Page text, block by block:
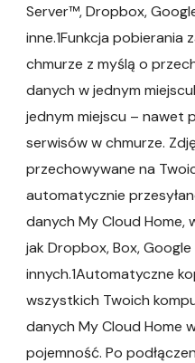
Server™, Dropbox,
inne.1Funkcja
chmurze z myślą o
danych w jednym
jednym miejscu – nawet
serwisów w chmurze.
przechowywane na
automatycznie
danych My Cloud Home,
jak Dropbox, Box,
innych.1Automatyczne
wszystkich Twoich
danych My Cloud Home
pojemność. Po